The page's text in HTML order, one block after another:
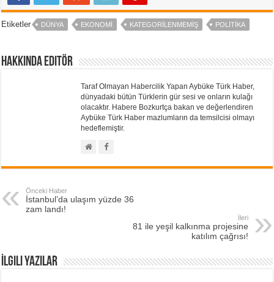
Etiketler DÜNYA EKONOMI KATEGORILENMEMIŞ POLITIKA
Hakkında Editör
Taraf Olmayan Habercilik Yapan Aybüke Türk Haber,
dünyadaki bütün Türklerin gür sesi ve onların kulağı
olacaktır. Habere Bozkurtça bakan ve değerlendiren
Aybüke Türk Haber mazlumların da temsilcisi olmayı
hedeflemiştir.
Önceki Haber
İstanbul’da ulaşım yüzde 36
zam landı!
İleri
81 ile yeşil kalkınma projesine
katılım çağrısı!
İlgili Yazılar